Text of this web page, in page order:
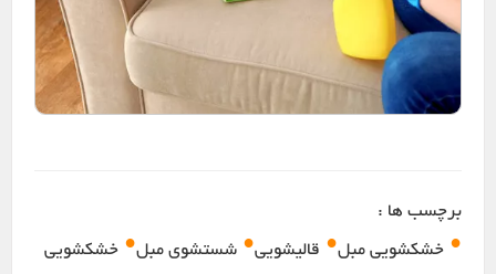
برچسب ها :
• خشکشویی مبل• قالیشویی• شستشوی مبل• خشکشویی